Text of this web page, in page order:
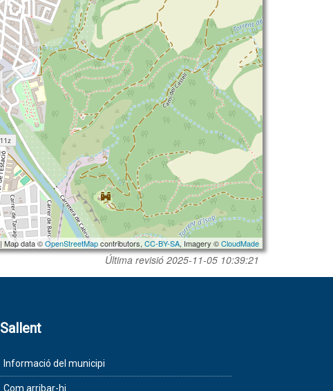
| Map data ©OpenStreetMapcontributors, CC-BY-SA, Imagery ©CloudMade
Última revisió 2025-11-05 10:39:21
Sallent
Informació del municipi
Com arribar-hi